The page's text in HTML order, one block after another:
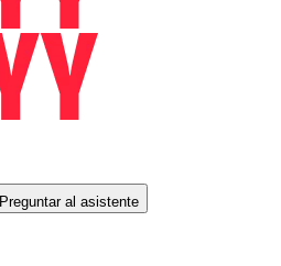
Preguntar al asistente